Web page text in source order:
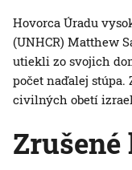
Hovorca Úradu
(UNHCR) Matthew
utiekli zo svojich
počet naďalej stúpa.
civilných obetí